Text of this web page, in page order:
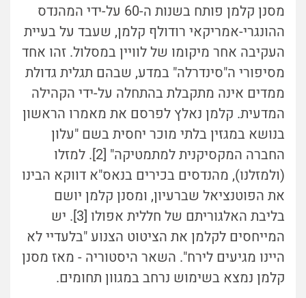
מסנן קלמן פותח בשנות ה-60 על-ידי המהנדס
ההונגרי-אמריקאי רודולף קלמן, שעבד על בעיית
העקיבה אחר מיקומו של לוויין במסלול. זהו אחד
מסיפורי ה"סינדרלה" במדע, שבהם תגלית גדולת
ממדים אינה מתקבלת בהתחלה על-ידי הקהילה
המדעית. קלמן נאלץ לפרסם את מאמרו הראשון
בנושא במגזין בלתי מוכר יחסית בשם "עלון
החברה המקסיקנית למתמטיקה" [2]. למזלו
(ולמזלנו), מהנדסים בכירים בנאס"א דווקא הבינו
את הפוטנציאל שברעיון, ומסנן קלמן יושם
בליבת האלגוריתם של חללית אפולו [3]. יש
המייחסים לקלמן את הציטוט הצנוע "בלעדיי לא
היינו מגיעים לירח". השאר היסטוריה - מאז מסנן
קלמן נמצא בשימוש נרחב במגוון תחומים.